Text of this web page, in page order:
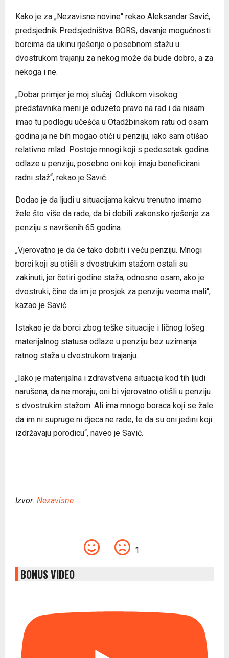
Kako je za „Nezavisne novine“ rekao Aleksandar Savić,
predsjednik Predsjedništva BORS, davanje mogućnosti
borcima da ukinu rješenje o posebnom stažu u
dvostrukom trajanju za nekog može da bude dobro, a za
nekoga i ne.
„Dobar primjer je moj slučaj. Odlukom visokog
predstavnika meni je oduzeto pravo na rad i da nisam
imao tu podlogu učešća u Otadžbinskom ratu od osam
godina ja ne bih mogao otići u penziju, iako sam otišao
relativno mlad. Postoje mnogi koji s pedesetak godina
odlaze u penziju, posebno oni koji imaju beneficirani
radni staž“, rekao je Savić.
Dodao je da ljudi u situacijama kakvu trenutno imamo
žele što više da rade, da bi dobili zakonsko rješenje za
penziju s navršenih 65 godina.
„Vjerovatno je da će tako dobiti i veću penziju. Mnogi
borci koji su otišli s dvostrukim stažom ostali su
zakinuti, jer četiri godine staža, odnosno osam, ako je
dvostruki, čine da im je prosjek za penziju veoma mali“,
kazao je Savić.
Istakao je da borci zbog teške situacije i ličnog lošeg
materijalnog statusa odlaze u penziju bez uzimanja
ratnog staža u dvostrukom trajanju.
„Iako je materijalna i zdravstvena situacija kod tih ljudi
narušena, da ne moraju, oni bi vjerovatno otišli u penziju
s dvostrukim stažom. Ali ima mnogo boraca koji se žale
da im ni supruge ni djeca ne rade, te da su oni jedini koji
izdržavaju porodicu“, naveo je Savić.
Izvor: Nezavisne
1
BONUS VIDEO